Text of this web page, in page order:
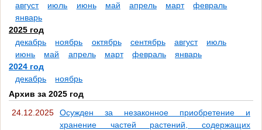
август
июль июнь май апрель март
февраль
январь
2025 год
декабрь
ноябрь октябрь сентябрь август
июль
июнь
май апрель март февраль
январь
2024 год
декабрь
ноябрь
Архив за 2025 год
24.12.2025
Осужден за незаконное приобретение и
хранение частей растений, содержащих